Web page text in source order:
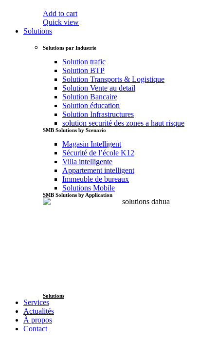
Add to cart
Quick view
Solutions
Solutions par Industrie
Solution trafic
Solution BTP
Solution Transports & Logistique
Solution Vente au detail
Solution Bancaire
Solution éducation
Solution Infrastructures
solution securité des zones a haut risque
SMB Solutions by Scenario
Magasin Intelligent
Sécurité de l’école K12
Villa intelligente
Appartement intelligent
Immeuble de bureaux
Solutions Mobile
SMB Solutions by Application
Solutions
Services
Actualités
À propos
Contact